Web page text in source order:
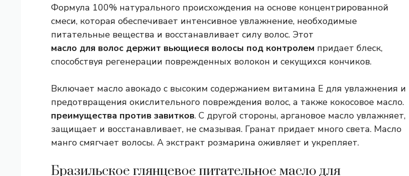
Формула 100% натурального происхождения на основе концентрированной
смеси, которая обеспечивает интенсивное увлажнение, необходимые
питательные вещества и восстанавливает силу волос. Этот
масло для волос держит вьющиеся волосы под контролем придает блеск,
способствуя регенерации поврежденных волокон и секущихся кончиков.
Включает масло авокадо с высоким содержанием витамина Е для увлажнения и
предотвращения окислительного повреждения волос, а также кокосовое масло.
преимущества против завитков. С другой стороны, аргановое масло увлажняет,
защищает и восстанавливает, не смазывая. Гранат придает много света. Масло
манго смягчает волосы. А экстракт розмарина оживляет и укрепляет.
Бразильское глянцевое питательное масло для